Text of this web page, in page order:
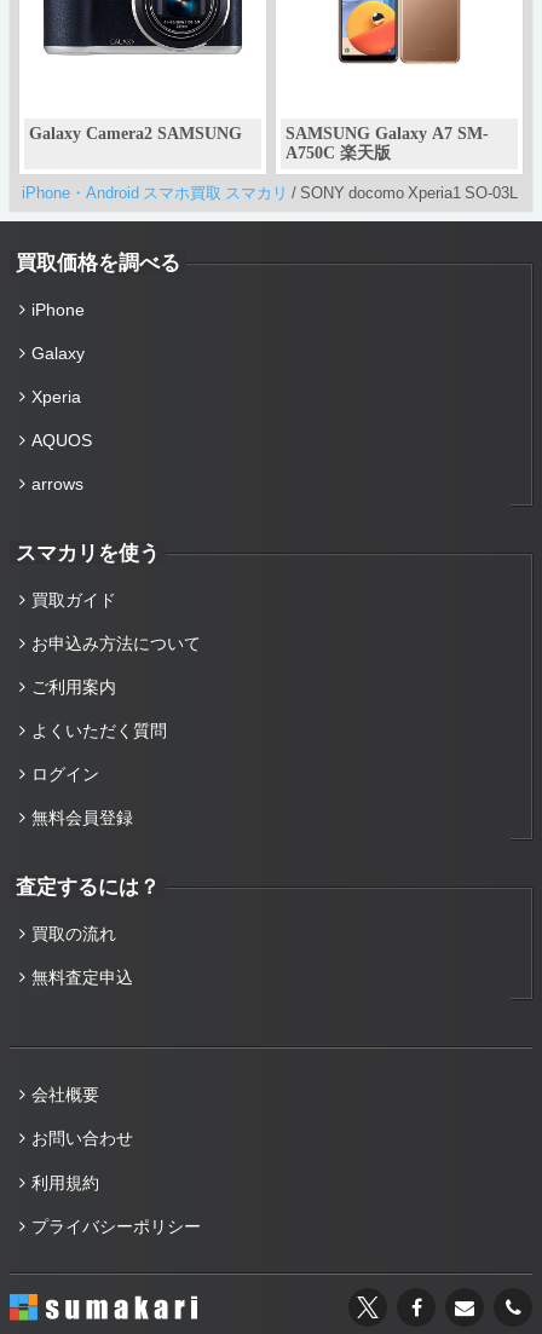
Galaxy Camera2 SAMSUNG
SAMSUNG Galaxy A7 SM-
A750C 楽天版
iPhone・Android スマホ買取 スマカリ / SONY docomo Xperia1 SO-03L
買取価格を調べる
iPhone
Galaxy
Xperia
AQUOS
arrows
スマカリを使う
買取ガイド
お申込み方法について
ご利用案内
よくいただく質問
ログイン
無料会員登録
査定するには？
買取の流れ
無料査定申込
会社概要
お問い合わせ
利用規約
プライバシーポリシー